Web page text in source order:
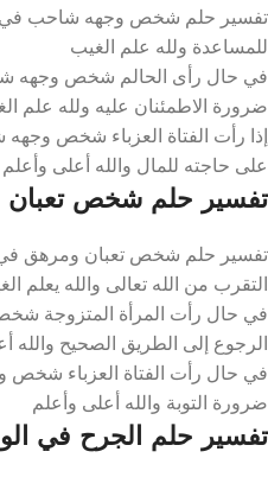
تفسير حلم شخص وجهه شاحب في
للمساعدة ولله علم الغيب
في حال رأى الحالم شخص وجهه
ضرورة الاطمئنان عليه ولله علم
إذا رأت الفتاة العزباء شخص
على حاجته للمال والله أعلى وأعلم
تفسير حلم شخص تعبان
تفسير حلم شخص تعبان ومرهق في
التقرب من الله تعالى والله يعلم
في حال رأت المرأة المتزوجة
الرجوع إلى الطريق الصحيح والله
في حال رأت الفتاة العزباء شخص
ضرورة التوبة والله أعلى وأعلم
تفسير حلم الجرح في